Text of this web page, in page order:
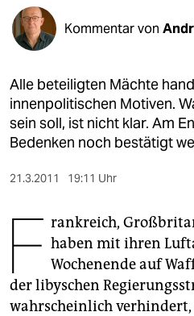
öko
gesellschaft
kultur
sport
wahrheit
verlag
verlag
Kommentar von
Alle beteiligten Mächte
innenpolitischen Motiven.
sein soll, ist nicht klar. Am
Bedenken noch bestätigt
21.3.2011 19:11 Uhr
F rankreich,
haben mit ihren
Wochenende auf
der libyschen
wahrscheinlich verhindert,